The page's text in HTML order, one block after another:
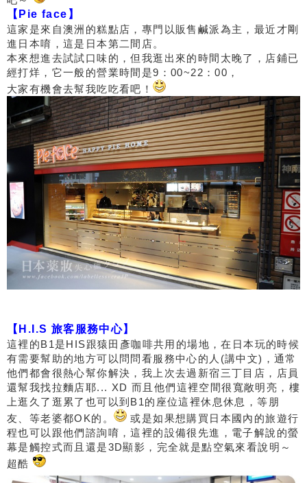
【Pie face】
這家是來自澳洲的糕點店，專門以販售鹹派為主，最近才剛
進日本唷，這是日本第二間店。
本來想進去試試口味的，但我逛出來的時間太晚了，店鋪已
經打烊，它一般的營業時間是9：00~22：00，
大家有機會去幫我吃吃看吧！
【H.I.S 旅客服務中心】
這裡的B1是HIS跟猿田彥咖啡共用的場地，在日本玩的時候
有需要幫助的地方可以問問看服務中心的人(講中文)，通常
他們都會很熱心幫你解決，我上次去過新宿三丁目店，店員
還幫我找拉麵店耶... XD 而且他們這裡空間很寬敞明亮，樓
上逛久了逛累了也可以到B1的座位這裡休息休息，等朋
友、等老婆都OK的。
或是如果想購買日本國內的旅遊行
程也可以跟他們諮詢唷，這裡的設備很先進，電子解說的螢
幕是觸控式而且還是3D顯影，完全就是點空氣來看說明～
超酷